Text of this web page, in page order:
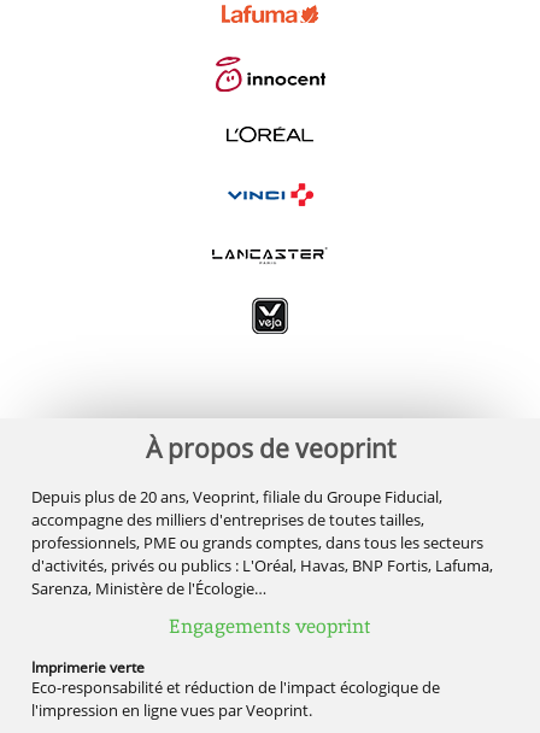
À propos de veoprint
Depuis plus de 20 ans, Veoprint, filiale du Groupe Fiducial,
accompagne des milliers d'entreprises de toutes tailles,
professionnels, PME ou grands comptes, dans tous les secteurs
d'activités, privés ou publics : L'Oréal, Havas, BNP Fortis, Lafuma,
Sarenza, Ministère de l'Écologie…
Engagements veoprint
Imprimerieverte
Eco-responsabilité et réduction de l'impact écologique de
l'impression en ligne vues par Veoprint.